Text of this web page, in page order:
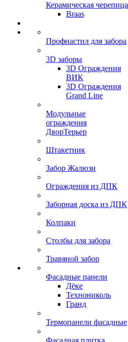
Керамическая черепица
Braas
Профнастил для забора
3D заборы
3D Ограждения
ВИК
3D Ограждения
Grand Line
Модульные
ограждения
ДворТерьер
Штакетник
Забор Жалюзи
Ограждения из ДПК
Заборная доска из ДПК
Колпаки
Столбы для забора
Травяной забор
Фасадные панели
Дёке
Технониколь
Гранд
Термопанели фасадные
Фасадная плитка